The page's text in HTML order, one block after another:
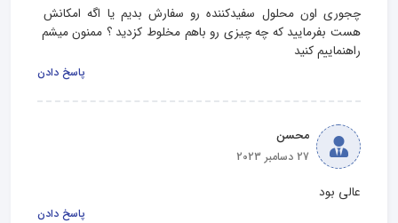
چجوری اون محلول سفیدکننده رو سفارش بدیم یا اگه امکانش
هست بفرمایید که چه چیزی رو باهم مخلوط کزدید ؟ ممنون میشم
راهنماییم کنید
پاسخ دادن
محسن
27 دسامبر 2023
عالی بود
پاسخ دادن